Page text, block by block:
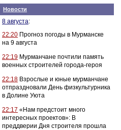
Новости
8 августа:
22:20 Прогноз погоды в Мурманске
на 9 августа
22:19 Мурманчане почтили память
военных строителей города-героя
22:18 Взрослые и юные мурманчане
отпраздновали День физкультурника
в Долине Уюта
22:17 «Нам предстоит много
интересных проектов»: В
преддверии Дня строителя прошла